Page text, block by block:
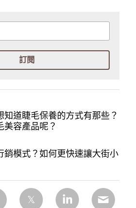
訂閱
知道睫毛保養的方式有那些？
美容產品呢？
銷模式？如何更快速讓大街小